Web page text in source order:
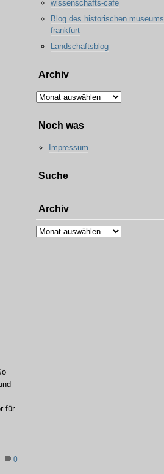
für
0
wissenschafts-cafe
Blog des historischen museums
frankfurt
Landschaftsblog
Archiv
Archiv
Noch was
Impressum
Suche
Archiv
Archiv